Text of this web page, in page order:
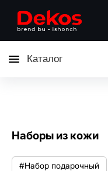
Каталог
Наборы из кожи
#Набор подарочный